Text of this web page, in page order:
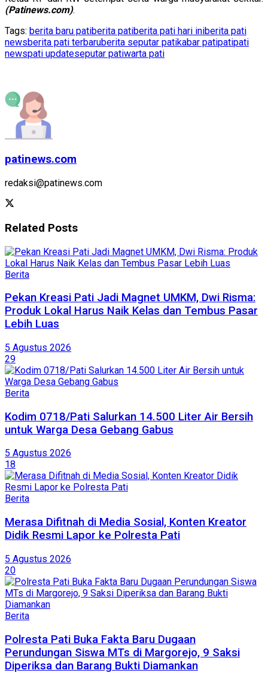
(Patinews.com).
Tags: berita baru patiberita patiberita pati hari iniberita pati
newsberita pati terbaruberita seputar patikabar patipatipati
newspati updateseputar patiwarta pati
patinews.com
redaksi@patinews.com
Related Posts
Berita
Pekan Kreasi Pati Jadi Magnet UMKM, Dwi Risma:
Produk Lokal Harus Naik Kelas dan Tembus Pasar
Lebih Luas
5 Agustus 2026
29
Berita
Kodim 0718/Pati Salurkan 14.500 Liter Air Bersih
untuk Warga Desa Gebang Gabus
5 Agustus 2026
18
Berita
Merasa Difitnah di Media Sosial, Konten Kreator
Didik Resmi Lapor ke Polresta Pati
5 Agustus 2026
20
Berita
Polresta Pati Buka Fakta Baru Dugaan
Perundungan Siswa MTs di Margorejo, 9 Saksi
Diperiksa dan Barang Bukti Diamankan